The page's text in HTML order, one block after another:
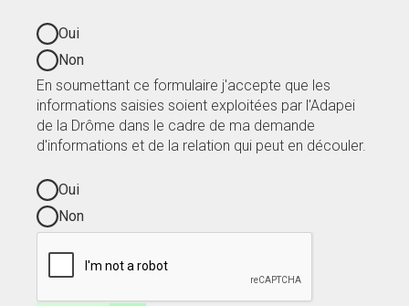
Oui
Non
En soumettant ce formulaire j'accepte que les
informations saisies soient exploitées par l'Adapei
de la Drôme dans le cadre de ma demande
d'informations et de la relation qui peut en découler.
Oui
Non